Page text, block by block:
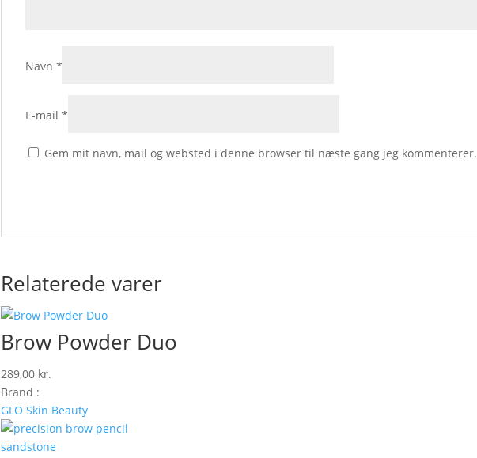
Navn *
E-mail *
Gem mit navn, mail og websted i denne browser til næste gang jeg kommenterer.
Relaterede varer
Brow Powder Duo
289,00 kr.
Brand :
GLO Skin Beauty